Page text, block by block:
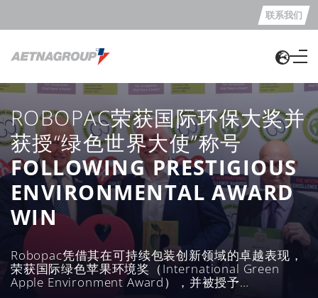
联系我们
ROBOPAC荣获国际环保大奖并
获授“绿色世界大使”称号
FOLLOWING PRESTIGIOUS
ENVIRONMENTAL AWARD
WIN
Robopac凭借其在可持续包装创新领域的卓越表现，
荣获国际绿色苹果环境奖（International Green
Apple Environment Award），并被授予